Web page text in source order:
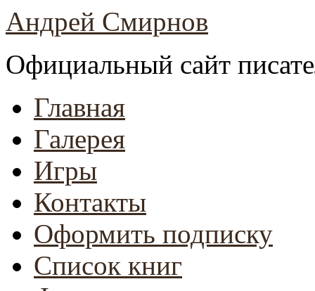
Андрей Смирнов
Официальный сайт
Главная
Галерея
Игры
Контакты
Оформить подписку
Список книг